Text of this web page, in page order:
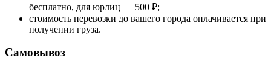
бесплатно, для юрлиц — 500 ₽;
стоимость перевозки до вашего города оплачивается при
получении груза.
Самовывоз